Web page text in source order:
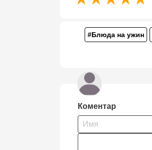
#Блюда на ужин
Коментар